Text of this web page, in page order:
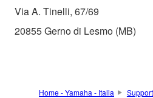
Via A. Tinelli, 67/69
20855 Gerno di Lesmo (MB)
Home - Yamaha - Italia